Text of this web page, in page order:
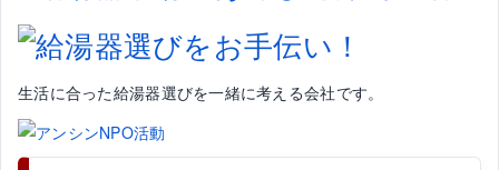
生活に合った給湯器選びを一緒に考える会社です。